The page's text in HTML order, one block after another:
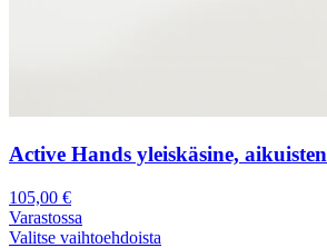
Active Hands yleiskäsine, aikuisten
105,00 €
Varastossa
Valitse vaihtoehdoista